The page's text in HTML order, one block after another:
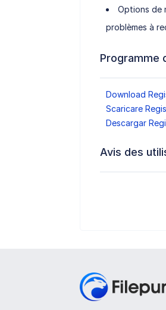
Options de
problèmes à
Programme
Download
Scaricare
Descargar
Avis des